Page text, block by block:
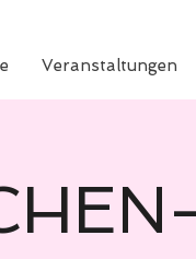
Veranstaltungen